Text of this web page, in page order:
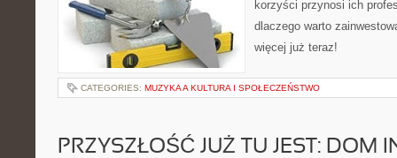
korzyści przynosi ich
dlaczego warto
więcej już teraz!
CATEGORIES: MUZYKA A KULTURA I SPOŁECZEŃSTWO
PRZYSZŁOŚĆ JUŻ TU JEST: DOM